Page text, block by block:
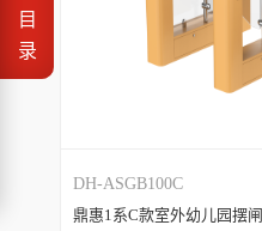
目
录
DH-ASGB100C
鼎惠1系C款室外幼儿园摆闸